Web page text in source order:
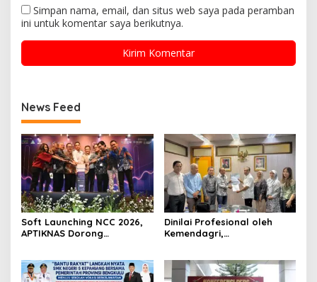
Simpan nama, email, dan situs web saya pada peramban
ini untuk komentar saya berikutnya.
News Feed
Soft Launching NCC 2026,
APTIKNAS Dorong
Digital Indonesia
Dinilai Profesional oleh
Kemendagri,
Pemerintah Daerah